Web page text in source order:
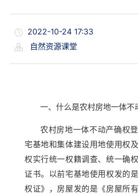
2022-10-24 17:33
自然资源课堂
一、什么是农村房地一体不
农村房地一体不动产确权
宅基地和集体建设用地使用权
权实行统一权籍调查、统一确
证书。以前宅基地使用权发的
权证》，房屋发的是《房屋所